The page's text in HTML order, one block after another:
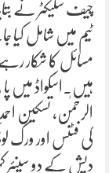
چیف سلیکٹر نے
ٹیم میں شامل کیا
مسائل کا شکار رہے
ہیں۔اسکواڈ میں
الرحمٰن، تسکین احمد
کی فٹنس اور ورک
دیش کے دو سینئر